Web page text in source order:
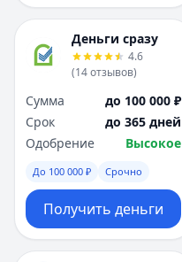
Деньги сразу
4.6
(14отзывов)
Сумма
до 100 000 ₽
Срок
до 365 дней
Одобрение
Высокое
До 100 000 ₽ Срочно
Получить деньги